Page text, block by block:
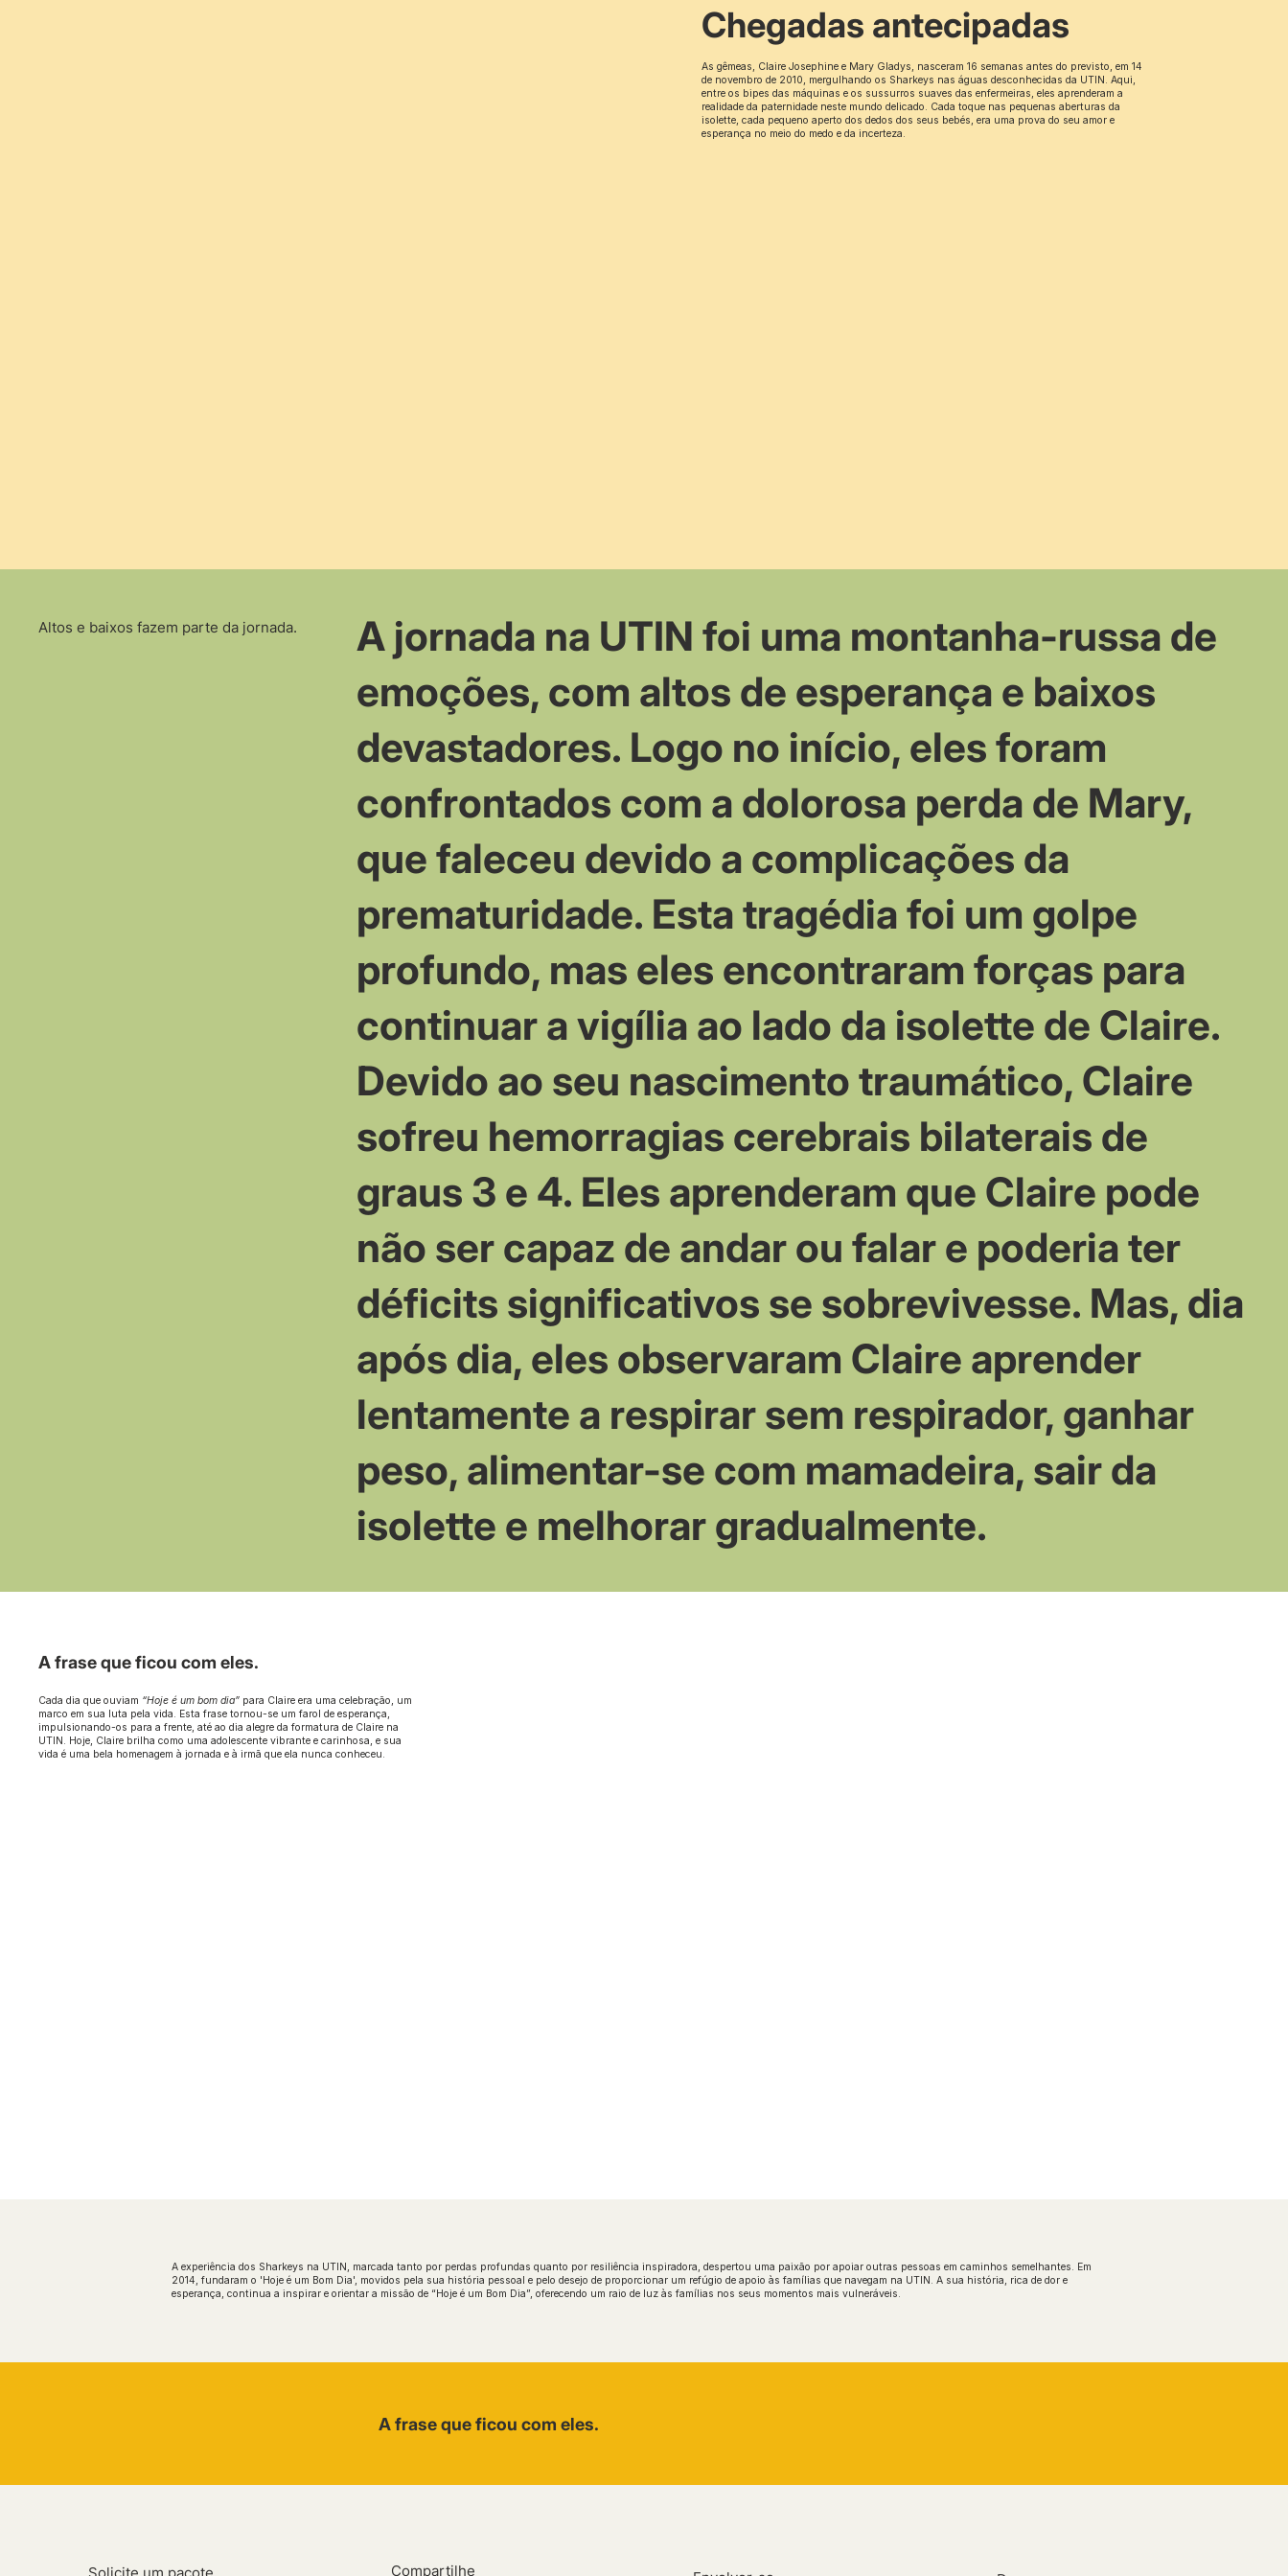
Chegadas antecipadas
As gêmeas, Claire Josephine e Mary Gladys, nasceram 16 semanas antes do previsto, em 14
de novembro de 2010, mergulhando os Sharkeys nas águas desconhecidas da UTIN. Aqui,
entre os bipes das máquinas e os sussurros suaves das enfermeiras, eles aprenderam a
realidade da paternidade neste mundo delicado. Cada toque nas pequenas aberturas da
isolette, cada pequeno aperto dos dedos dos seus bebés, era uma prova do seu amor e
esperança no meio do medo e da incerteza.
Altos e baixos fazem parte da jornada.
A jornada na UTIN foi uma montanha-russa de
emoções, com altos de esperança e baixos
devastadores. Logo no início, eles foram
confrontados com a dolorosa perda de Mary,
que faleceu devido a complicações da
prematuridade. Esta tragédia foi um golpe
profundo, mas eles encontraram forças para
continuar a vigília ao lado da isolette de Claire.
Devido ao seu nascimento traumático, Claire
sofreu hemorragias cerebrais bilaterais de
graus 3 e 4. Eles aprenderam que Claire pode
não ser capaz de andar ou falar e poderia ter
déficits significativos se sobrevivesse. Mas, dia
após dia, eles observaram Claire aprender
lentamente a respirar sem respirador, ganhar
peso, alimentar-se com mamadeira, sair da
isolette e melhorar gradualmente.
A frase que ficou com eles.
Cada dia que ouviam “Hoje é um bom dia” para Claire era uma celebração, um
marco em sua luta pela vida. Esta frase tornou-se um farol de esperança,
impulsionando-os para a frente, até ao dia alegre da formatura de Claire na
UTIN. Hoje, Claire brilha como uma adolescente vibrante e carinhosa, e sua
vida é uma bela homenagem à jornada e à irmã que ela nunca conheceu.
A experiência dos Sharkeys na UTIN, marcada tanto por perdas profundas quanto por resiliência inspiradora, despertou uma paixão por apoiar outras pessoas em caminhos semelhantes. Em
2014, fundaram o 'Hoje é um Bom Dia', movidos pela sua história pessoal e pelo desejo de proporcionar um refúgio de apoio às famílias que navegam na UTIN. A sua história, rica de dor e
esperança, continua a inspirar e orientar a missão de “Hoje é um Bom Dia”, oferecendo um raio de luz às famílias nos seus momentos mais vulneráveis.
A frase que ficou com eles.
Compartilhe